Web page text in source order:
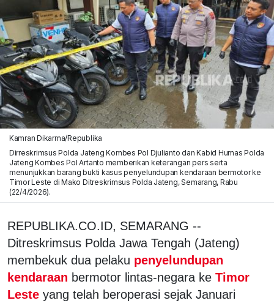
Kamran Dikarma/Republika
Dirreskrimsus Polda Jateng Kombes Pol Djulianto dan Kabid Humas Polda
Jateng Kombes Pol Artanto memberikan keterangan pers serta
menunjukkan barang bukti kasus penyelundupan kendaraan bermotor ke
Timor Leste di Mako Ditreskrimsus Polda Jateng, Semarang, Rabu
(22/4/2026).
REPUBLIKA.CO.ID, SEMARANG --
Ditreskrimsus Polda Jawa Tengah (Jateng)
membekuk dua pelaku penyelundupan
kendaraan bermotor lintas-negara ke Timor
Leste yang telah beroperasi sejak Januari